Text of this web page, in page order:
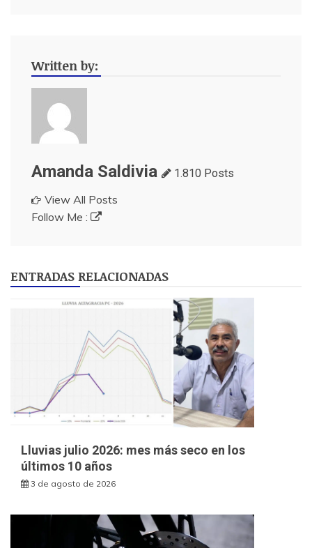
Written by:
Amanda Saldivia 1.810 Posts
View All Posts
Follow Me :
ENTRADAS RELACIONADAS
Lluvias julio 2026: mes más seco en los
últimos 10 años
3 de agosto de 2026